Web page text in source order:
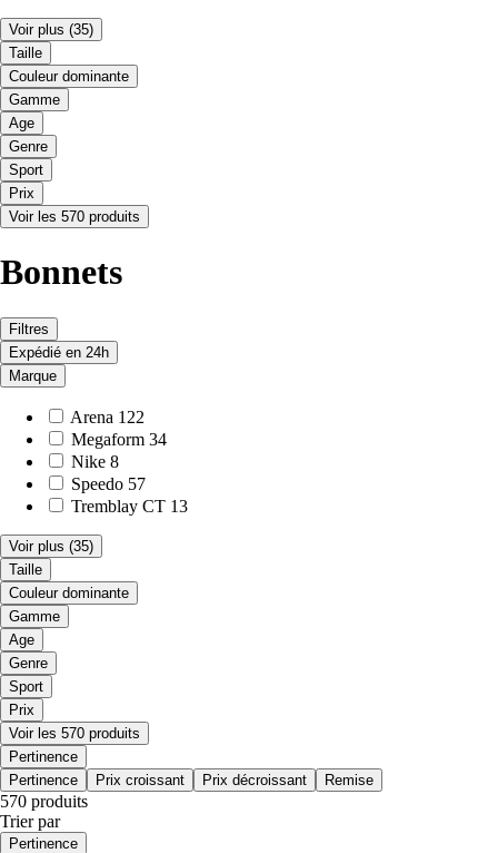
Voir plus (35)
Taille
Couleur dominante
Gamme
Age
Genre
Sport
Prix
Voir les 570 produits
Bonnets
Filtres
Expédié en 24h
Marque
Arena 122
Megaform 34
Nike 8
Speedo 57
Tremblay CT 13
Voir plus (35)
Taille
Couleur dominante
Gamme
Age
Genre
Sport
Prix
Voir les 570 produits
Pertinence
Pertinence
Prix croissant Prix décroissant Remise
570 produits
Trier par
Pertinence